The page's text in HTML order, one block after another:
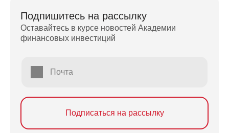
Подпишитесь на рассылку
Оставайтесь в курсе новостей Академии
финансовых инвестиций
Подписаться на рассылку